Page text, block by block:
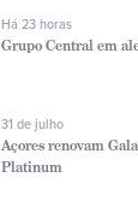
Há 23 horas
Grupo Central em
31 de julho
Açores renovam
Platinum